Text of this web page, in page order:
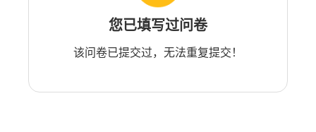
您已填写过问卷
该问卷已提交过，无法重复提交！